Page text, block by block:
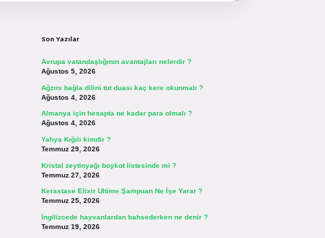
Son Yazılar
Avrupa vatandaşlığının avantajları nelerdir ?
Ağustos 5, 2026
Ağzını bağla dilini tut duası kaç kere okunmalı ?
Ağustos 4, 2026
Almanya için hesapta ne kadar para olmalı ?
Ağustos 4, 2026
Yahya Kığılı kimdir ?
Temmuz 29, 2026
Kristal zeytinyağı boykot listesinde mi ?
Temmuz 27, 2026
Kerastase Elixir Ultime Şampuan Ne İşe Yarar ?
Temmuz 25, 2026
İngilizcede hayvanlardan bahsederken ne denir ?
Temmuz 19, 2026